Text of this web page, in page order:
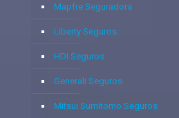
Mapfre Seguradora
Liberty Seguros
HDI Seguros
Generali Seguros
Mitsui Sumitomo Seguros